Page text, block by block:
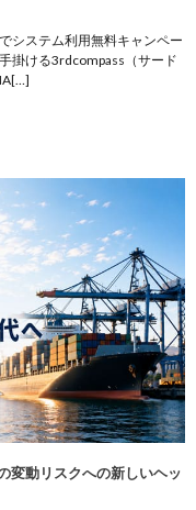
システム利用無料キャンペー
掛ける3rdcompass（サード
変動リスクへの新しいヘッ